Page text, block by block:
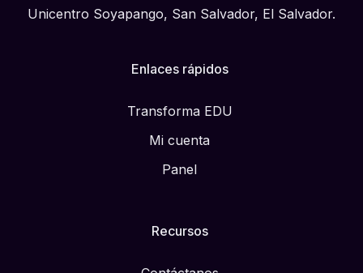
Unicentro Soyapango, San Salvador, El Salvador.
Enlaces rápidos
Transforma EDU
Mi cuenta
Panel
Recursos